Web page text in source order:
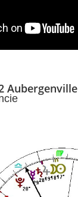
Aubergenville